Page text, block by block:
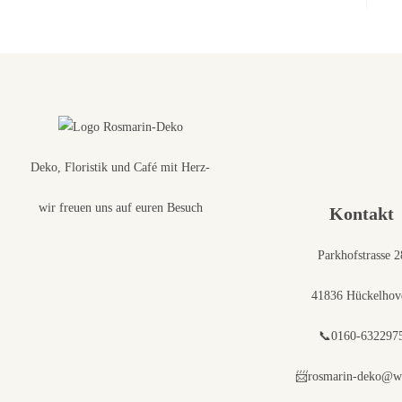
Deko, Floristik und Café mit Herz-
wir freuen uns auf euren Besuch Kontakt
Parkhofstrasse
41836
📞0160-
📨rosmarin-